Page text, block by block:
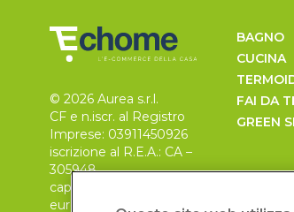
© 2026 Aurea s.r.l.
CF e n.iscr. al Registro
Imprese: 03911450926
iscrizione al R.E.A.: CA –
305948
capitale sociale 30.000
euro, i.v.
BAGNO
CUCINA
FAI DA
GREEN